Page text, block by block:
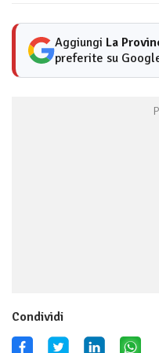
Aggiungi La
preferite su
Condividi